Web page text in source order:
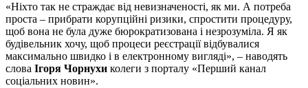
«Ніхто так не страждає від невизначеності, як ми. А потреба
проста – прибрати корупційні ризики, спростити процедуру,
щоб вона не була дуже бюрократизована і незрозуміла. Я як
будівельник хочу, щоб процеси реєстрації відбувалися
максимально швидко і в електронному вигляді», – наводять
слова Ігоря Чорнухи колеги з порталу «Перший канал
соціальних новин».